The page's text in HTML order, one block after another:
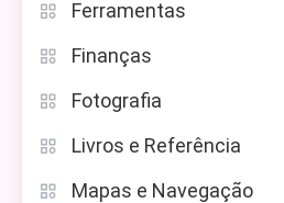
Ferramentas
Finanças
Fotografia
Livros e Referência
Mapas e Navegação